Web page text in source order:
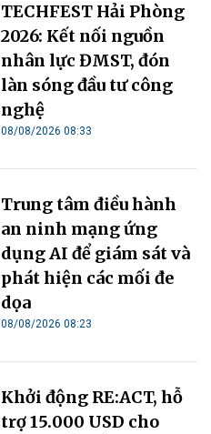
TECHFEST Hải Phòng
2026: Kết nối nguồn
nhân lực ĐMST, đón
làn sóng đầu tư công
nghệ
08/08/2026 08:33
Trung tâm điều hành
an ninh mạng ứng
dụng AI để giám sát và
phát hiện các mối đe
dọa
08/08/2026 08:23
Khởi động RE:ACT, hỗ
trợ 15.000 USD cho